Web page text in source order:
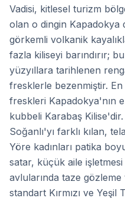
Vadisi, kitlesel turizm
olan o dingin Kapadokya
görkemli volkanik
fazla kiliseyi barındırır;
yüzyıllara tarihlenen
fresklerle bezenmiştir. En
freskleri Kapadokya'nın
kubbeli Karabaş Kilise'dir.
Soğanlı'yı farklı kılan,
Yöre kadınları patika
satar, küçük aile
avlularında taze
standart Kırmızı ve Yeşil